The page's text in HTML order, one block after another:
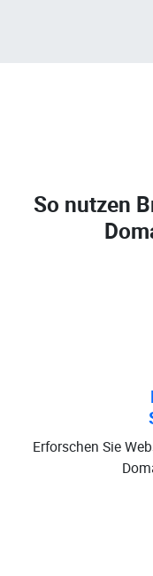
So nutzen
Erforschen Sie